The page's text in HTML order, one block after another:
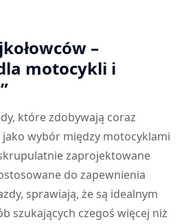
–
motocykli i
które zdobywają coraz
wybór między motocyklami
zaprojektowane
do zapewnienia
sprawiają, że są idealnym
szukających czegoś więcej niż